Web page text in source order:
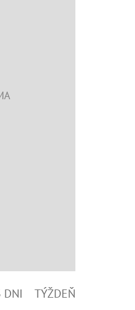
DNI TÝŽDEŇ